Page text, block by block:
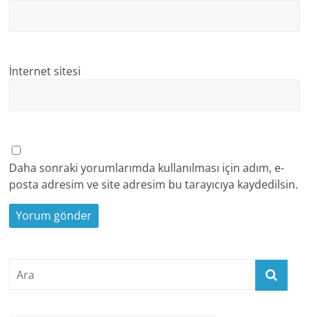
İnternet sitesi
Daha sonraki yorumlarımda kullanılması için adım, e-
posta adresim ve site adresim bu tarayıcıya kaydedilsin.